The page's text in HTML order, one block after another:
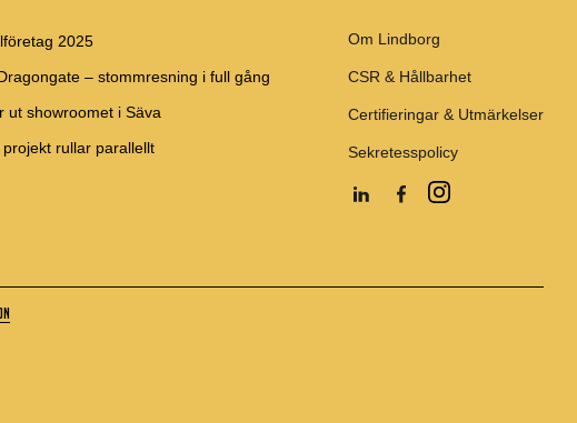
2025
– stommresning i full gång
ut showroomet i Säva
rullar parallellt
Om Lindborg
CSR & Hållbarhet
Certifieringar & Utmärkelser
Sekretesspolicy